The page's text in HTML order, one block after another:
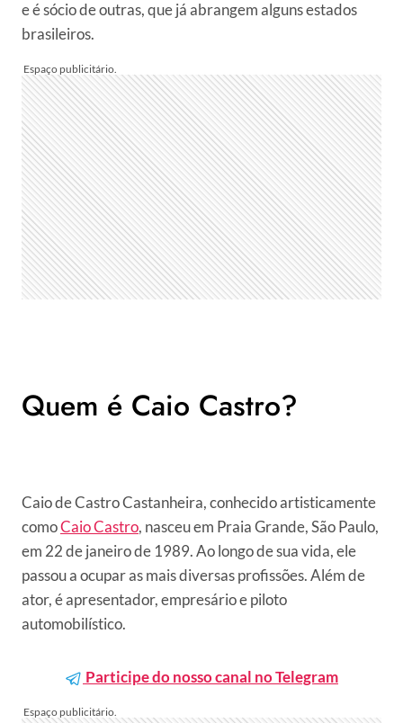
e é sócio de outras, que já abrangem alguns estados
brasileiros.
Quem é Caio Castro?
Caio de Castro Castanheira, conhecido artisticamente
comoCaio Castro, nasceu em Praia Grande, São Paulo,
em 22 de janeiro de 1989. Ao longo de sua vida, ele
passou a ocupar as mais diversas profissões. Além de
ator, é apresentador, empresário e piloto
automobilístico.
Participe do nosso canal no Telegram